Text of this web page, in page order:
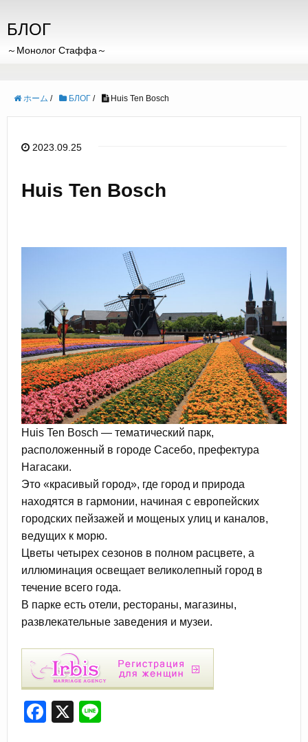
БЛОГ
～Монолог Стаффа～
ホーム / БЛОГ / Huis Ten Bosch
2023.09.25
Huis Ten Bosch
Huis Ten Bosch — тематический парк,
расположенный в городе Сасебо, префектура
Нагасаки.
Это «красивый город», где город и природа
находятся в гармонии, начиная с европейских
городских пейзажей и мощеных улиц и каналов,
ведущих к морю.
Цветы четырех сезонов в полном расцвете, а
иллюминация освещает великолепный город в
течение всего года.
В парке есть отели, рестораны, магазины,
развлекательные заведения и музеи.
F
X